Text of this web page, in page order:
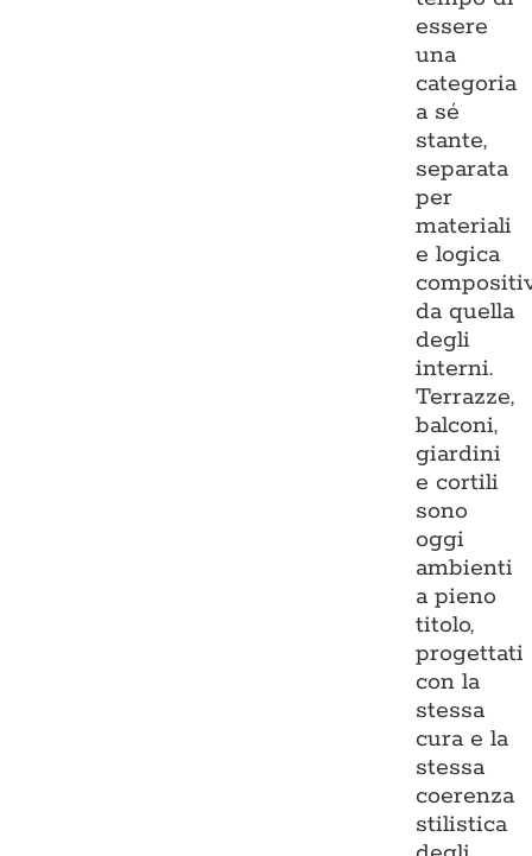
essere
una
categoria
a sé
stante,
separata
per
materiali
e logica
da quella
degli
interni.
Terrazze,
balconi,
giardini
e cortili
sono
oggi
ambienti
a pieno
titolo,
progettati
con la
stessa
cura e la
stessa
coerenza
stilistica